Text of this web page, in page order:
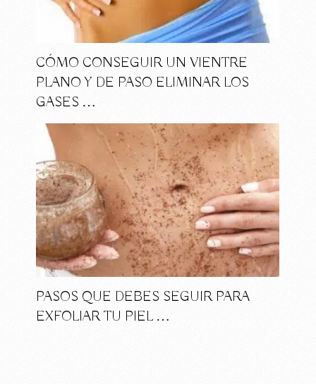
CÓMO CONSEGUIR UN VIENTRE
PLANO Y DE PASO ELIMINAR LOS
GASES …
PASOS QUE DEBES SEGUIR PARA
EXFOLIAR TU PIEL …